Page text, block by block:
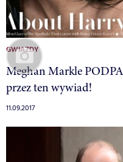
GWIAZDY
Meghan Markle
przez ten wywiad!
11.09.2017